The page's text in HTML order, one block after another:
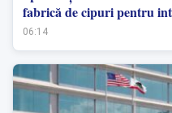
fabrică de cipuri pentru
06:14